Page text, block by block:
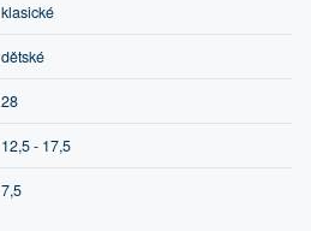
klasické
dětské
28
12,5 - 17,5
7,5